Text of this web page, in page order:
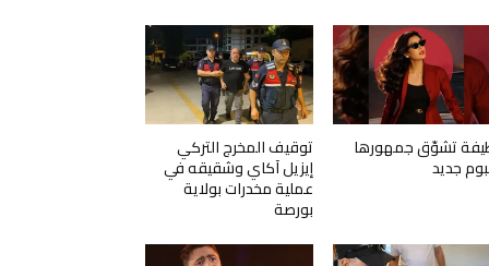
تشوّق جمهورها
جديد
توقيف المخرج التركي
إيزيل آكاي وشقيقه في
عملية مخدرات بولاية
بورصة